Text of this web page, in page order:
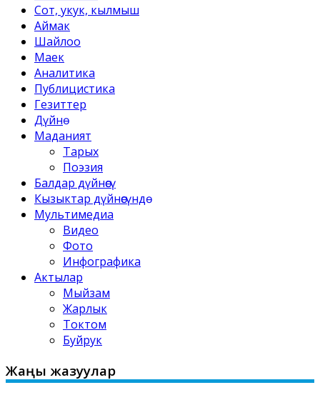
Сот, укук, кылмыш
Аймак
Шайлоо
Маек
Аналитика
Публицистика
Гезиттер
Дүйнө
Маданият
Тарых
Поэзия
Балдар дүйнөсү
Кызыктар дүйнөсүндө
Мультимедиа
Видео
Фото
Инфографика
Актылар
Мыйзам
Жарлык
Токтом
Буйрук
Жаңы жазуулар